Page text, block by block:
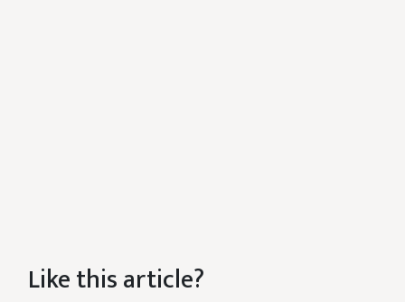
Like this article?